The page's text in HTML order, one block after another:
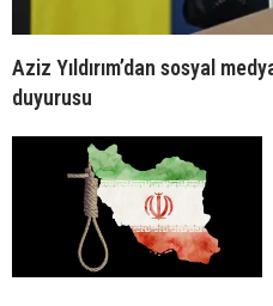
Aziz Yıldırım’dan sosyal
duyurusu